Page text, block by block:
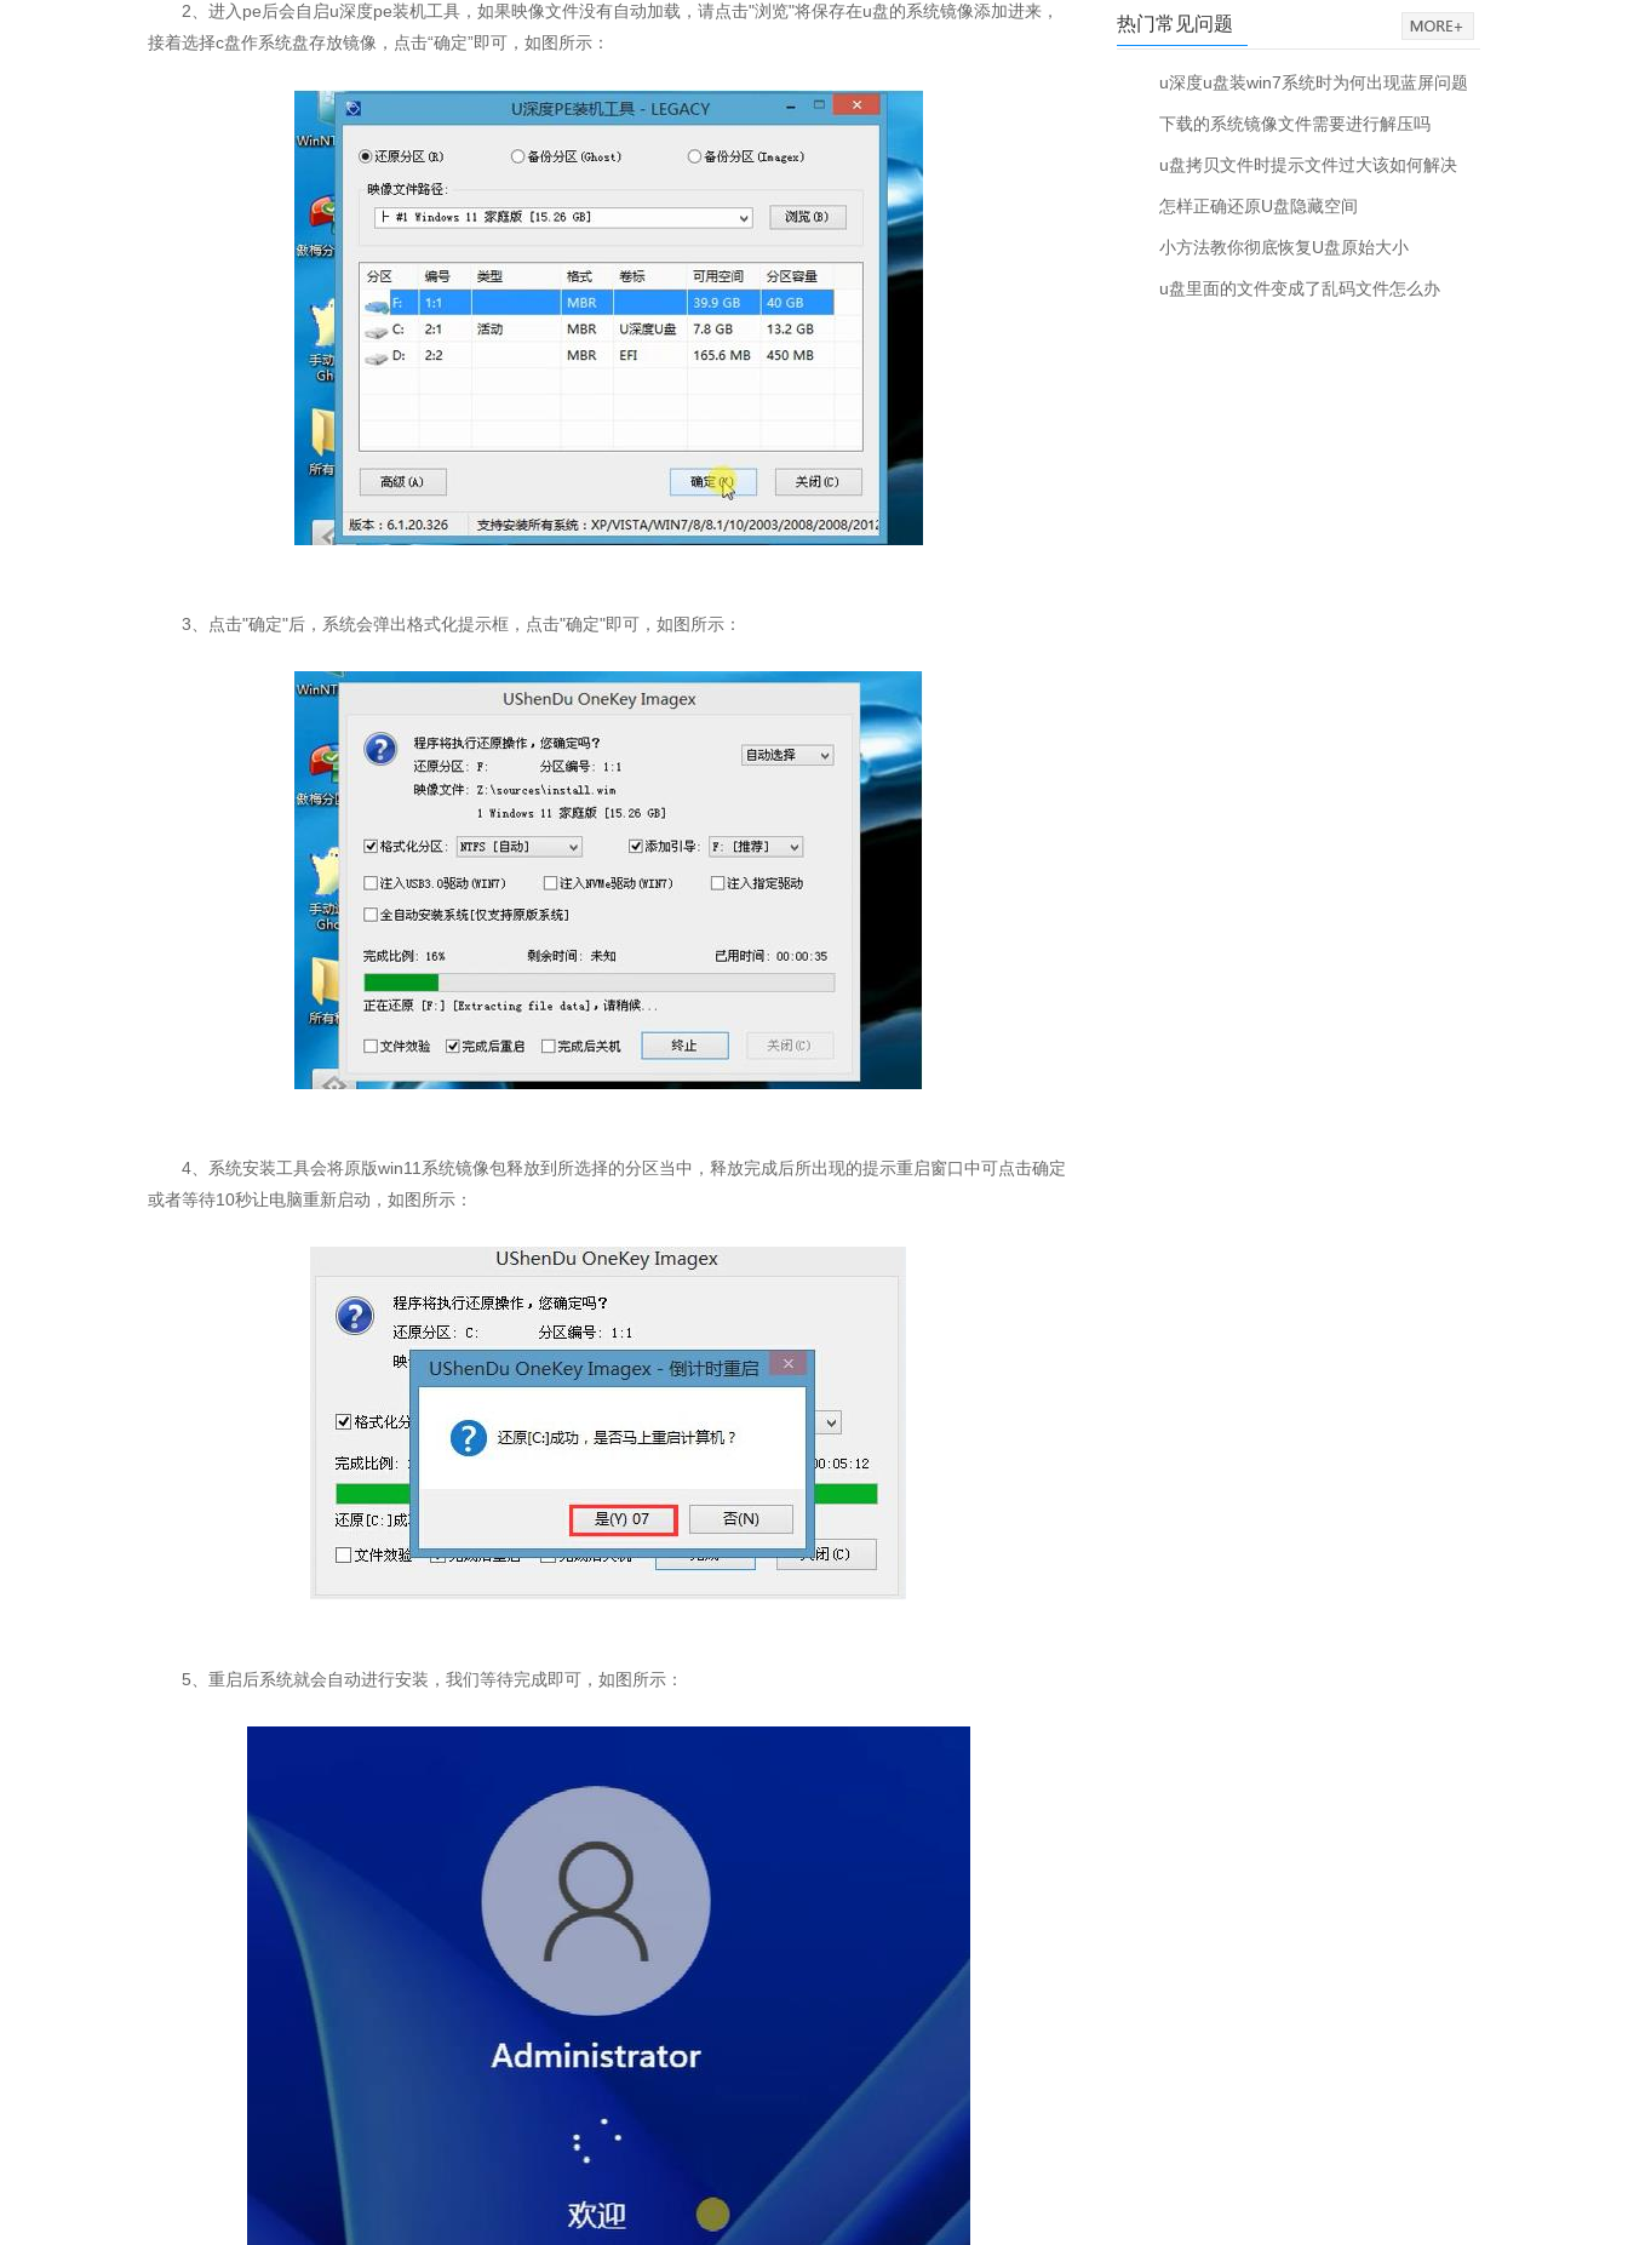
2、进入pe后会自启u深度pe装机工具，如果映像文件没有自动加载，请点击"浏览"将保存在u盘的系统镜像添加进来，
接着选择c盘作系统盘存放镜像，点击“确定”即可，如图所示：
3、点击"确定"后，系统会弹出格式化提示框，点击"确定"即可，如图所示：
4、系统安装工具会将原版win11系统镜像包释放到所选择的分区当中，释放完成后所出现的提示重启窗口中可点击确定
或者等待10秒让电脑重新启动，如图所示：
5、重启后系统就会自动进行安装，我们等待完成即可，如图所示：
热门常见问题
u深度u盘装win7系统时为何出现蓝屏问题
下载的系统镜像文件需要进行解压吗
u盘拷贝文件时提示文件过大该如何解决
怎样正确还原U盘隐藏空间
小方法教你彻底恢复U盘原始大小
u盘里面的文件变成了乱码文件怎么办